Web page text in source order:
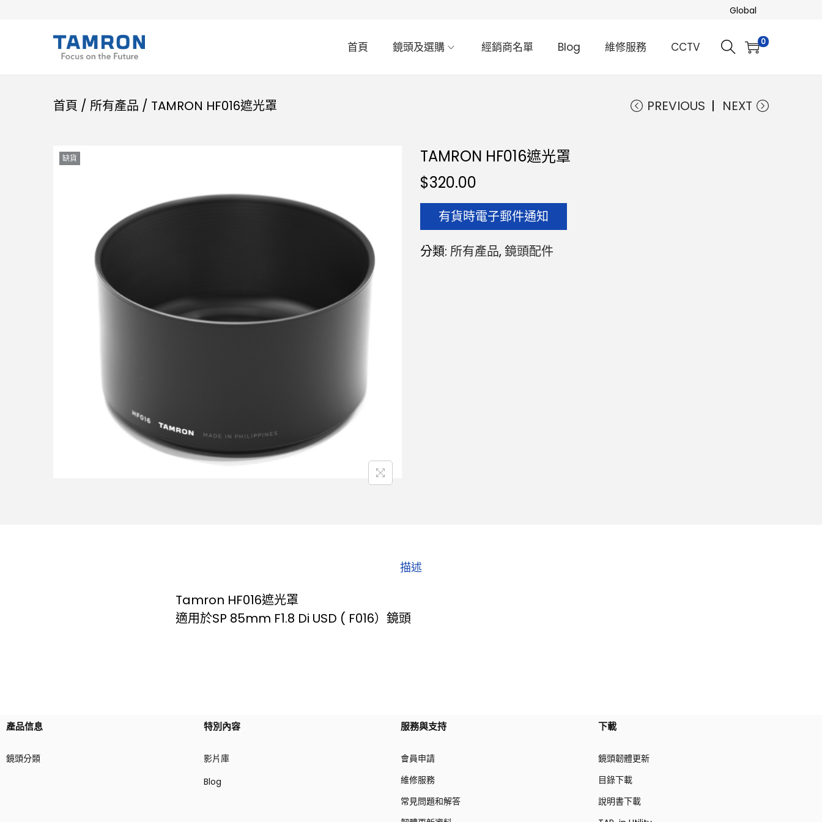
Global
首頁 鏡頭及選購 經銷商名單 Blog 維修服務 CCTV 0
首頁 / 所有產品 / TAMRON HF016遮光罩 PREVIOUS NEXT
缺貨
TAMRON HF016遮光罩
$320.00
有貨時電子郵件通知
分類: 所有產品,鏡頭配件
描述
Tamron HF016遮光罩
適用於SP 85mm F1.8 Di USD ( F016）鏡頭
產品信息
鏡頭分類
特別內容
影片庫
Blog
服務與支持
會員申請
維修服務
常見問題和解答
下載
鏡頭韌體更新
目錄下載
說明書下載